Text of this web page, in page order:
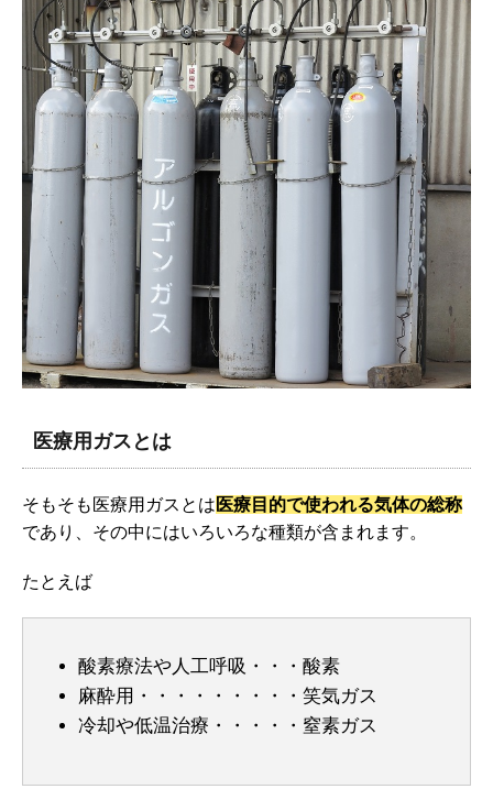
医療用ガスとは
そもそも医療用ガスとは 医療目的で使われる気体の総称
であり、その中にはいろいろな種類が含まれます。
たとえば
酸素療法や人工呼吸・・・酸素
麻酔用・・・・・・・・・笑気ガス
冷却や低温治療・・・・・窒素ガス